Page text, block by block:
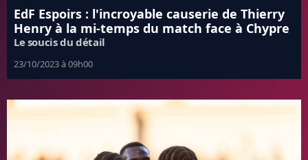
EdF Espoirs : l'incroyable causerie de Thierry
Henry à la mi-temps du match face à Chypre
Le soucis du détail
23/10/2023 à 09h00